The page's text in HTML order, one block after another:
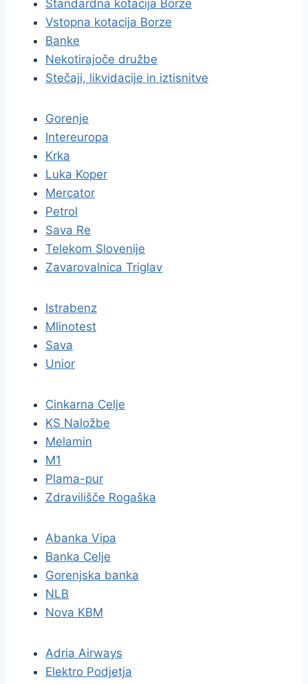
Standardna kotacija Borze
Vstopna kotacija Borze
Banke
Nekotirajoče družbe
Stečaji, likvidacije in iztisnitve
Gorenje
Intereuropa
Krka
Luka Koper
Mercator
Petrol
Sava Re
Telekom Slovenije
Zavarovalnica Triglav
Istrabenz
Mlinotest
Sava
Unior
Cinkarna Celje
KS Naložbe
Melamin
M1
Plama-pur
Zdravilišče Rogaška
Abanka Vipa
Banka Celje
Gorenjska banka
NLB
Nova KBM
Adria Airways
Elektro Podjetja